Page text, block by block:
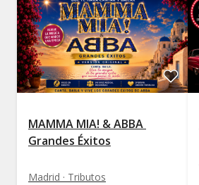
MAMMA MIA! & ABBA 
Grandes Éxitos
Madrid · Tributos